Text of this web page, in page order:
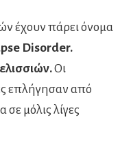
έχουν πάρει όνομα
Disorder.
Οι
επλήγησαν από
μόλις λίγες